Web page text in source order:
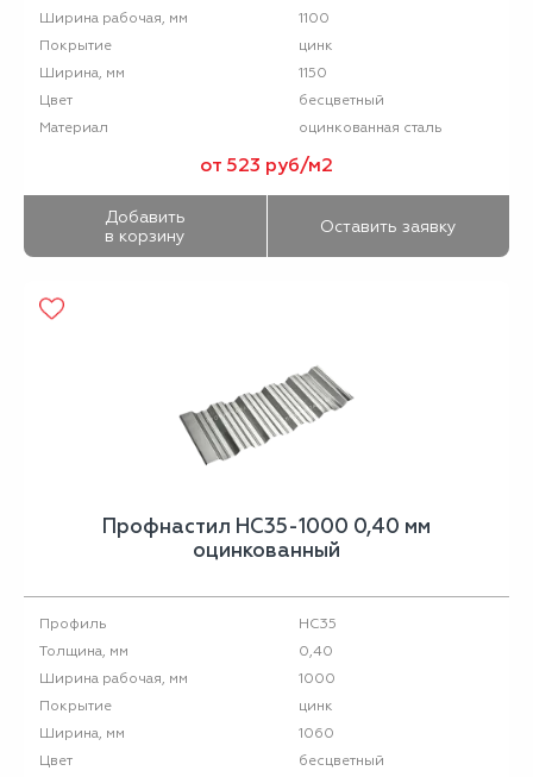
Ширина рабочая, мм
1100
Покрытие
цинк
Ширина, мм
1150
Цвет
бесцветный
Материал
оцинкованная сталь
от 523 руб/м2
Добавить
в корзину
Оставить заявку
Профнастил НС35-1000 0,40 мм
оцинкованный
Профиль
НС35
Толщина, мм
0,40
Ширина рабочая, мм
1000
Покрытие
цинк
Ширина, мм
1060
Цвет
бесцветный